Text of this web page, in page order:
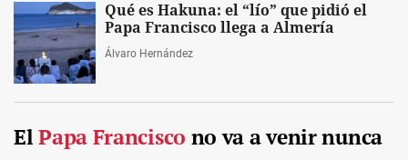
Qué es Hakuna: el “lío” que pidió el
Papa Francisco llega a Almería
Álvaro Hernández
ElPapa Francisco no va a venir nunca